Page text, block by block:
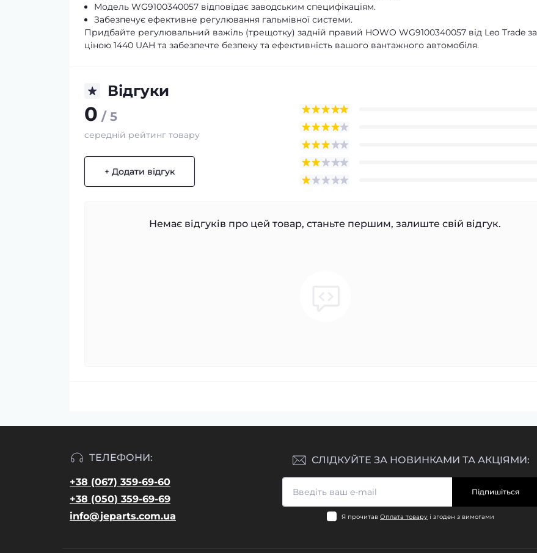
Модель WG9100340057 відповідає заводським специфікаціям.
Забезпечує ефективне регулювання гальмівної системи.
Придбайте регулювальний важіль (трещотку) задній правий HOWO WG9100340057 від Leo Trade за
ціною 1440 UAH та забезпечте безпеку та ефективність вашого вантажного автомобіля.
Відгуки
0 / 5
середній рейтинг товару
+ Додати відгук
Немає відгуків про цей товар, станьте першим, залиште свій відгук.
ТЕЛЕФОНИ:
+38 (067) 359-69-60
+38 (050) 359-69-69
info@jeparts.com.ua
СЛІДКУЙТЕ ЗА НОВИНКАМИ ТА АКЦІЯМИ:
Підпишіться
Я прочитав Оплата товару і згоден з вимогами